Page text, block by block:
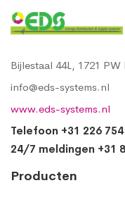
Bijlestaal 44L, 1721
info@eds-systems.nl
www.eds-systems.nl
Telefoon +31 226 754
24/7 meldingen +31
Producten